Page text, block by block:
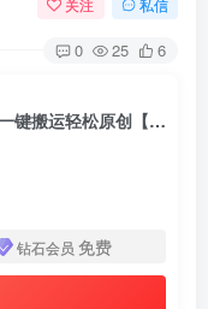
0 25 6
最新快手搬运抖音作品脚本，实时监控一键搬运轻松原创【软件+详细教程】
钻石会员 免费